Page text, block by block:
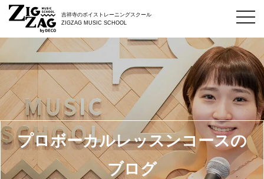
吉祥寺のボイストレーニングスクール
ZIGZAG MUSIC SCHOOL
プロボーカルレッスンコースの
ブログ